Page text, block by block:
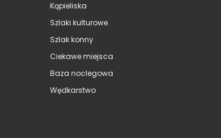
Kąpieliska
Szlaki kulturowe
Szlak konny
Ciekawe miejsca
Baza noclegowa
Wędkarstwo